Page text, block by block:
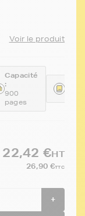
Voir le produit
Capacité
:
900
pages
22,42 €HT
26,90 €TTC
+